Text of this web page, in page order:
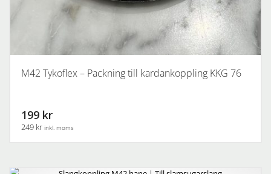
M42 Tykoflex – Packning till kardankoppling KKG 76
199 kr
249 kr inkl. moms